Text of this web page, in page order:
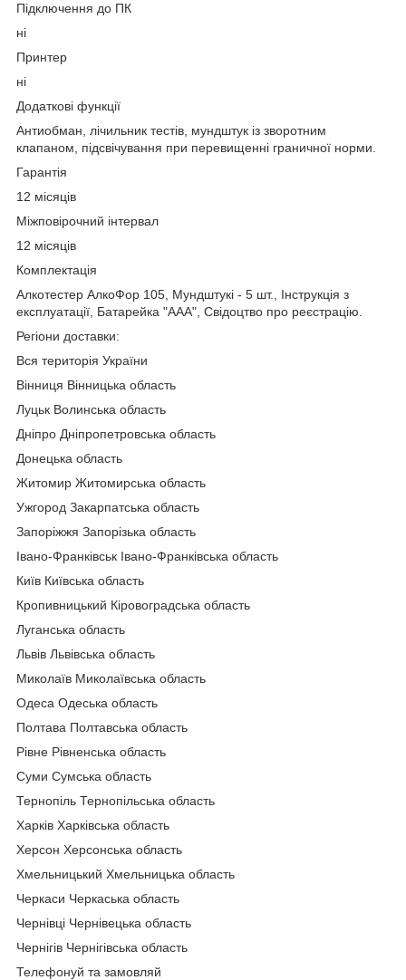
Підключення до ПК
ні
Принтер
ні
Додаткові функції
Антиобман, лічильник тестів, мундштук із зворотним
клапаном, підсвічування при перевищенні граничної норми.
Гарантія
12 місяців
Міжповірочний інтервал
12 місяців
Комплектація
Алкотестер АлкоФор 105, Мундштукі - 5 шт., Інструкція з
експлуатації, Батарейка "ААА", Свідоцтво про реєстрацію.
Регіони доставки:
Вся територія України
Вінниця Вінницька область
Луцьк Волинська область
Дніпро Дніпропетровська область
Донецька область
Житомир Житомирська область
Ужгород Закарпатська область
Запоріжжя Запорізька область
Івано-Франківськ Івано-Франківська область
Київ Київська область
Кропивницький Кіровоградська область
Луганська область
Львів Львівська область
Миколаїв Миколаївська область
Одеса Одеська область
Полтава Полтавська область
Рівне Рівненська область
Суми Сумська область
Тернопіль Тернопільська область
Харків Харківська область
Херсон Херсонська область
Хмельницький Хмельницька область
Черкаси Черкаська область
Чернівці Чернівецька область
Чернігів Чернігівська область
Телефонуй та замовляй